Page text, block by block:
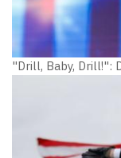
"Drill, Baby, Drill!":